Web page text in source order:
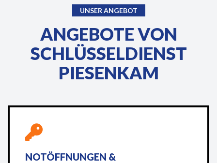
UNSER ANGEBOT
ANGEBOTE VON
SCHLÜSSELDIENST
PIESENKAM
NOTÖFFNUNGEN &